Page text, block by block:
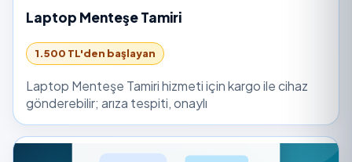
Laptop Menteşe Tamiri
1.500 TL'den başlayan
Laptop Menteşe Tamiri hizmeti için kargo ile cihaz
gönderebilir; arıza tespiti, onaylı